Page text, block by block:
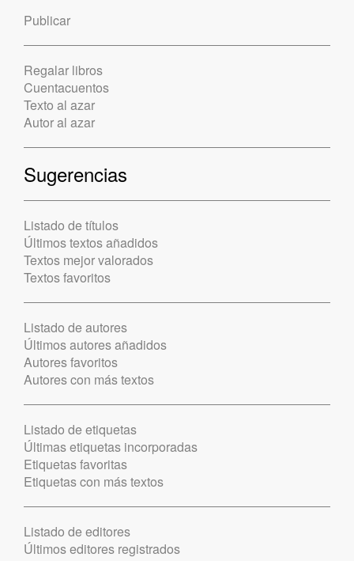
Publicar
Regalar libros
Cuentacuentos
Texto al azar
Autor al azar
Sugerencias
Listado de títulos
Últimos textos añadidos
Textos mejor valorados
Textos favoritos
Listado de autores
Últimos autores añadidos
Autores favoritos
Autores con más textos
Listado de etiquetas
Últimas etiquetas incorporadas
Etiquetas favoritas
Etiquetas con más textos
Listado de editores
Últimos editores registrados